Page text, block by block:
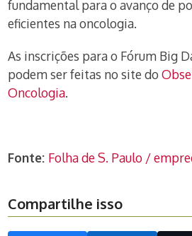
fundamental para o avanço de
eficientes na oncologia.
As inscrições para o Fórum Big
podem ser feitas no site do
Oncologia.
Fonte: Folha de S. Paulo /
Compartilhe isso